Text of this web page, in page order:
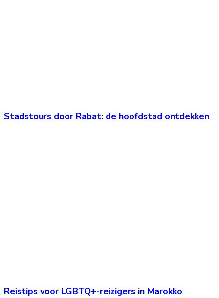
Stadstours door Rabat: de hoofdstad ontdekken
Reistips voor LGBTQ+-reizigers in Marokko